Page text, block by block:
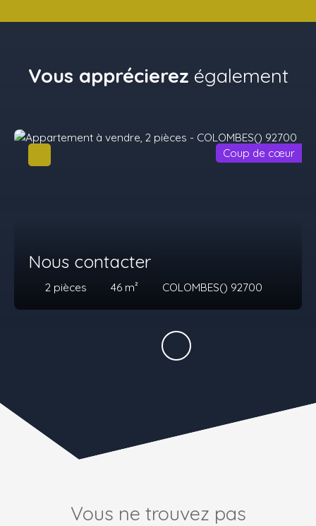
Vous apprécierez également
Nous contacter
2 pièces 46 m² COLOMBES() 92700
Coup de cœur
Vous ne trouvez pas